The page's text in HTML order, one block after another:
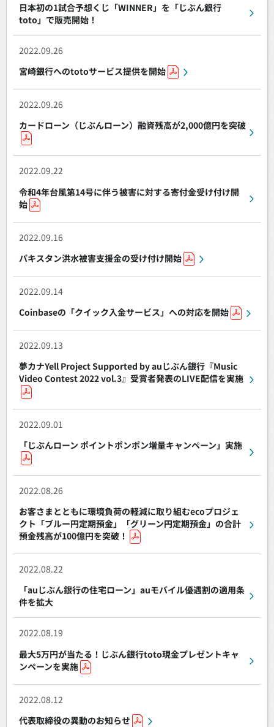
日本初の1試合予想くじ「WINNER」を「じぶん銀行
toto」で販売開始！
2022.09.26
宮崎銀行へのtotoサービス提供を開始
2022.09.26
カードローン（じぶんローン）融資残高が2,000億円を突破
2022.09.22
令和4年台風第14号に伴う被害に対する寄付金受け付け開
始
2022.09.16
パキスタン洪水被害支援金の受け付け開始
2022.09.14
Coinbaseの「クイック入金サービス」への対応を開始
2022.09.13
夢カナYell Project Supported by auじぶん銀⾏『Music
Video Contest 2022 vol.3』受賞者発表のLIVE配信を実施
2022.09.01
「じぶんローン ポイントポンポン増量キャンペーン」実施
2022.08.26
お客さまとともに環境負荷の軽減に取り組むecoプロジェ
クト「ブルー円定期預金」「グリーン円定期預金」の合計
預金残高が100億円を突破！
2022.08.22
「auじぶん銀行の住宅ローン」auモバイル優遇割の適用条
件を拡大
2022.08.19
最大5万円が当たる！じぶん銀行toto現金プレゼントキャ
ンペーンを実施
2022.08.12
代表取締役の異動のお知らせ